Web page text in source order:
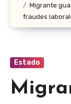
Migrante
fraudes
Estado